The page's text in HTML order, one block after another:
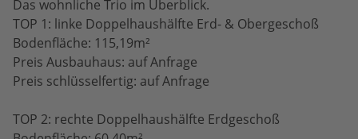
Das wohnliche Trio im Überblick.
TOP 1: linke Doppelhaushälfte Erd- & Obergeschoß
Bodenfläche: 115,19m²
Preis Ausbauhaus: auf Anfrage
Preis schlüsselfertig: auf Anfrage
TOP 2: rechte Doppelhaushälfte Erdgeschoß